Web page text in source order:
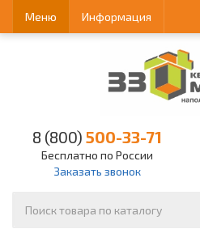
Меню Информация
8 (800) 500-33-71
Бесплатно по России
Заказать звонок